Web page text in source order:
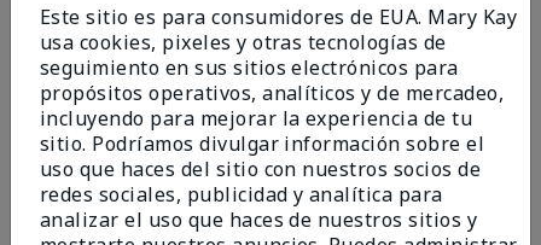
Conclusión
Sí, recomendaría a un amigo
¿Le ha resultado útil esta
opinión?
15 0
Marcar esta opinión
Este sitio es para consumidores de EUA. Mary Kay
usa cookies, pixeles y otras tecnologías de
seguimiento en sus sitios electrónicos para
propósitos operativos, analíticos y de mercadeo,
incluyendo para mejorar la experiencia de tu
sitio. Podríamos divulgar información sobre el
uso que haces del sitio con nuestros socios de
redes sociales, publicidad y analítica para
analizar el uso que haces de nuestros sitios y